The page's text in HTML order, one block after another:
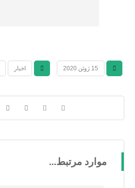
15 ژوئن 2020 اخبار
موارد مرتبط...